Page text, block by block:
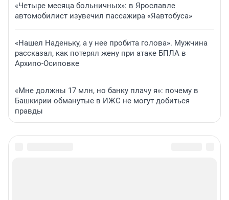
«Четыре месяца больничных»: в Ярославле
автомобилист изувечил пассажира «Яавтобуса»
«Нашел Наденьку, а у нее пробита голова». Мужчина
рассказал, как потерял жену при атаке БПЛА в
Архипо-Осиповке
«Мне должны 17 млн, но банку плачу я»: почему в
Башкирии обманутые в ИЖС не могут добиться
правды